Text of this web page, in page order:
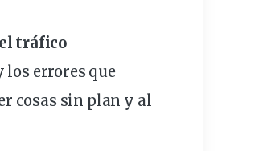
tráfico
los errores que
cosas sin plan y al